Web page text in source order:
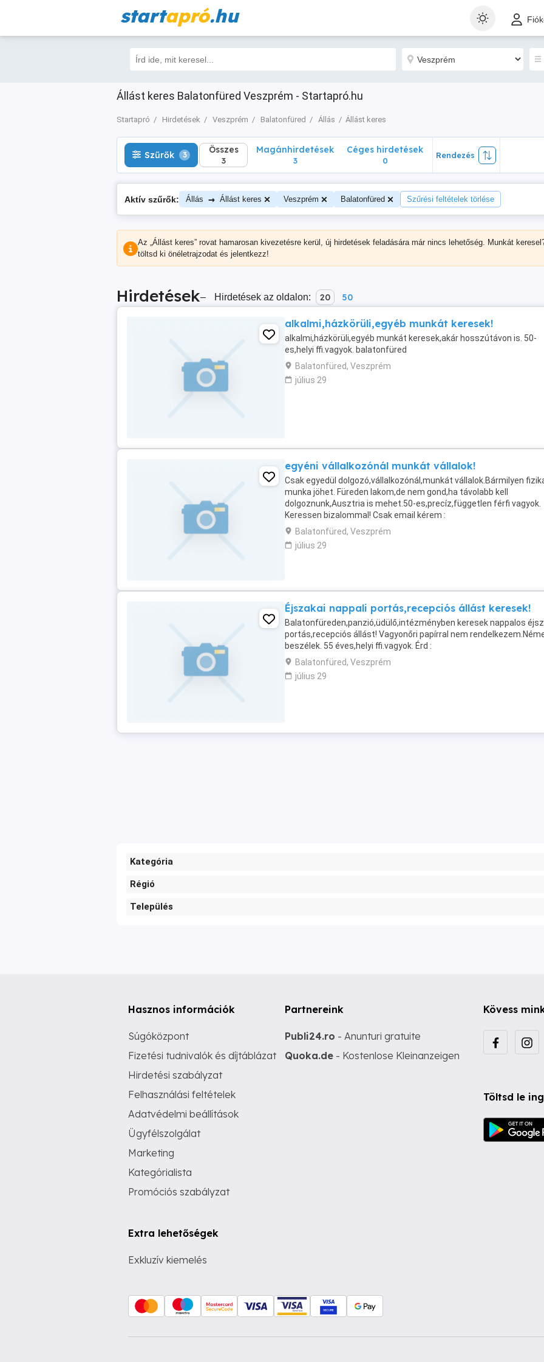
startapró.hu
Állást keres Balatonfüred Veszprém - Startapró.hu
Startapró Hirdetések Veszprém Balatonfüred Állás Állást keres
Szűrők 3 Összes
3
Szűrők 3 Összes
3
Magánhirdetések
3
Céges hirdetések
0
Rendezés
Aktív szűrők: Állás → Állást keres Veszprém Balatonfüred Szűrési feltételek törlése
Az „Állást keres” rovat hamarosan kivezetésre kerül, új hirdetések feladására már nincs lehetőség. Munkát
töltsd ki önéletrajzodat és jelentkezz!
Hirdetések– Hirdetések az oldalon: 20 50
alkalmi,házkörüli,egyéb munkát keresek!
alkalmi,házkörüli,egyéb munkát keresek,akár hosszútávon is. 50-
es,helyi ffi.vagyok. balatonfüred
Balatonfüred, Veszprém
július 29
egyéni vállalkozónál munkát vállalok!
Csak egyedül dolgozó,vállalkozónál,munkát vállalok.Bármilyen
munka jöhet. Füreden lakom,de nem gond,ha távolabb kell
dolgoznunk,Ausztria is mehet.50-es,precíz,független férfi vagyok.
Keressen bizalommal! Csak email kérem :
Balatonfüred, Veszprém
július 29
Éjszakai nappali portás,recepciós állást keresek!
Balatonfüreden,panzió,üdülő,intézményben keresek nappalos
portás,recepciós állást! Vagyonőri papírral nem
beszélek. 55 éves,helyi ffi.vagyok. Érd :
Balatonfüred, Veszprém
július 29
Kategória
Régió
Település
Hasznos információk
Súgóközpont
Fizetési tudnivalók és díjtáblázat
Hirdetési szabályzat
Felhasználási feltételek
Adatvédelmi beállítások
Ügyfélszolgálat
Marketing
Kategórialista
Promóciós szabályzat
Extra lehetőségek
Exkluzív kiemelés
Partnereink
Publi24.ro - Anunturi gratuite
Quoka.de - Kostenlose Kleinanzeigen
Kövess
Töltsd le